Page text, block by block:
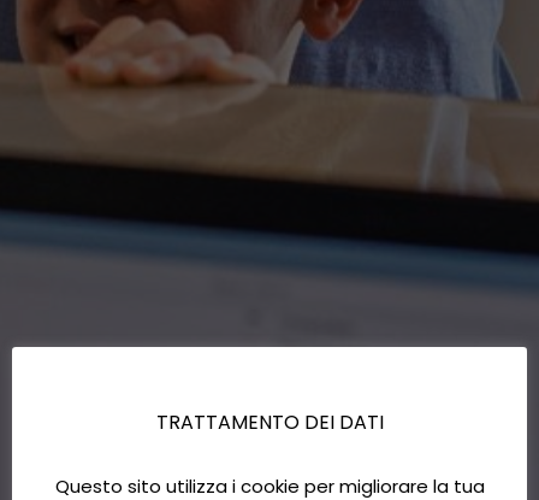
TRATTAMENTO DEI DATI
Questo sito utilizza i cookie per migliorare la tua